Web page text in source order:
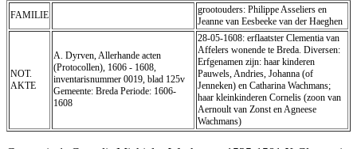
FAMILIE
grootouders: Philippe Asseliers en
Jeanne van Eesbeeke van der Haeghen
NOT.
AKTE
A. Dyrven, Allerhande acten
(Protocollen), 1606 - 1608,
inventarisnummer 0019, blad 125v
Gemeente: Breda Periode: 1606-
1608
28-05-1608: erflaatster Clementia van
Affelers wonende te Breda. Diversen:
Erfgenamen zijn: haar kinderen
Pauwels, Andries, Johanna (of
Jenneken) en Catharina Wachmans;
haar kleinkinderen Cornelis (zoon van
Aernoult van Zonst en Agneese
Wachmans)